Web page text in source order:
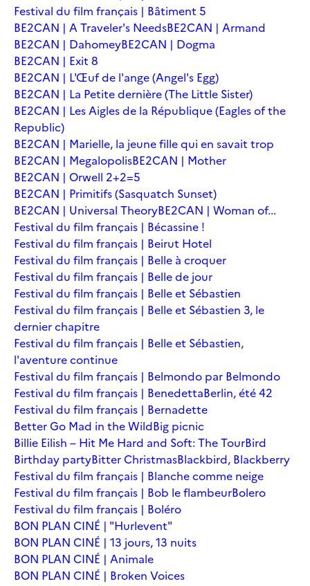
Festival du film français | Bâtiment 5
BE2CAN | A Traveler's NeedsBE2CAN | Armand
BE2CAN | DahomeyBE2CAN | Dogma
BE2CAN | Exit 8
BE2CAN | L'Œuf de l'ange (Angel's Egg)
BE2CAN | La Petite dernière (The Little Sister)
BE2CAN | Les Aigles de la République (Eagles of the
Republic)
BE2CAN | Marielle, la jeune fille qui en savait trop
BE2CAN | MegalopolisBE2CAN | Mother
BE2CAN | Orwell 2+2=5
BE2CAN | Primitifs (Sasquatch Sunset)
BE2CAN | Universal TheoryBE2CAN | Woman of...
Festival du film français | Bécassine !
Festival du film français | Beirut Hotel
Festival du film français | Belle à croquer
Festival du film français | Belle de jour
Festival du film français | Belle et Sébastien
Festival du film français | Belle et Sébastien 3, le
dernier chapitre
Festival du film français | Belle et Sébastien,
l'aventure continue
Festival du film français | Belmondo par Belmondo
Festival du film français | BenedettaBerlin, été 42
Festival du film français | Bernadette
Better Go Mad in the WildBig picnic
Billie Eilish – Hit Me Hard and Soft: The TourBird
Birthday partyBitter ChristmasBlackbird, Blackberry
Festival du film français | Blanche comme neige
Festival du film français | Bob le flambeurBolero
Festival du film français | Boléro
BON PLAN CINÉ | "Hurlevent"
BON PLAN CINÉ | 13 jours, 13 nuits
BON PLAN CINÉ | Animale
BON PLAN CINÉ | Broken Voices